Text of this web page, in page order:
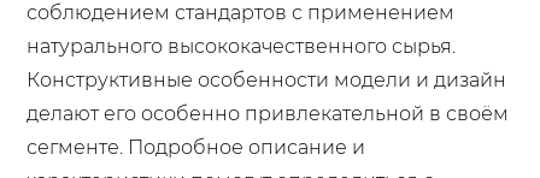
соблюдением стандартов с применением
натурального высококачественного сырья.
Конструктивные особенности модели и дизайн
делают его особенно привлекательной в своём
сегменте. Подробное описание и